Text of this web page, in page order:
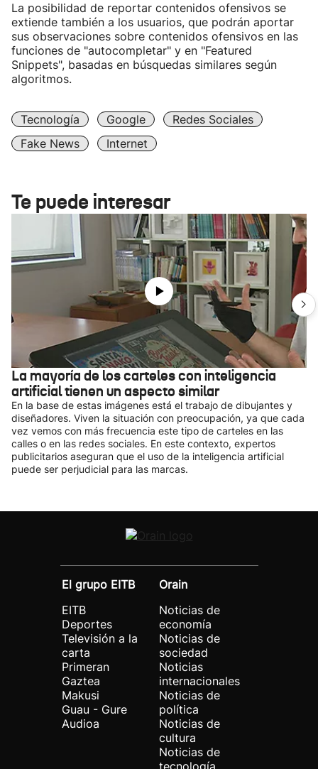
La posibilidad de reportar contenidos ofensivos se
extiende también a los usuarios, que podrán aportar
sus observaciones sobre contenidos ofensivos en las
funciones de "autocompletar" y en "Featured
Snippets", basadas en búsquedas similares según
algoritmos.
Tecnología Google
Redes Sociales
Fake News
Internet
Te puede interesar
La mayoría de los carteles con inteligencia
artificial tienen un aspecto similar
En la base de estas imágenes está el trabajo de dibujantes y
diseñadores. Viven la situación con preocupación, ya que cada
vez vemos con más frecuencia este tipo de carteles en las
calles o en las redes sociales. En este contexto, expertos
publicitarios aseguran que el uso de la inteligencia artificial
puede ser perjudicial para las marcas.
El grupo EITB
EITB
Deportes
Televisión a la
carta
Primeran
Gaztea
Makusi
Guau - Gure
Audioa
Orain
Noticias de
economía
Noticias de
sociedad
Noticias
internacionales
Noticias de
política
Noticias de
cultura
Noticias de
tecnología